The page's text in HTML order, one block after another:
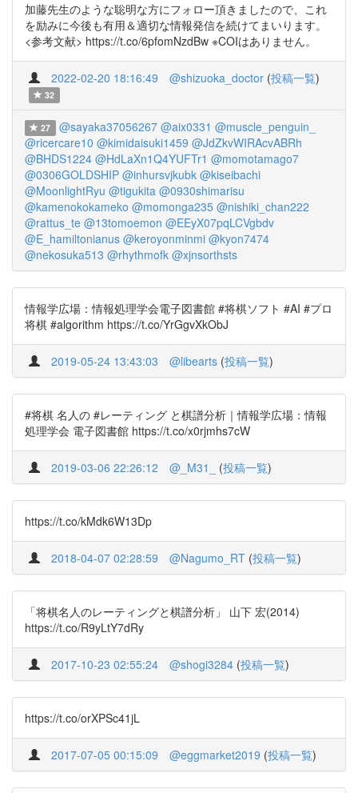
加藤先生のような聡明な方にフォロー頂きましたので、これ
を励みに今後も有用＆適切な情報発信を続けてまいります。
<参考文献> https://t.co/6pfomNzdBw ※COIはありません。
2022-02-20 18:16:49 @shizuoka_doctor (投稿一覧)
32
27 @sayaka37056267 @aix0331 @muscle_penguin_
@ricercare10 @kimidaisuki1459 @JdZkvWIRAcvABRh
@BHDS1224 @HdLaXn1Q4YUFTr1 @momotamago7
@0306GOLDSHIP @inhursvjkubk @kiseibachi
@MoonlightRyu @tigukita @0930shimarisu
@kamenokokameko @momonga235 @nishiki_chan222
@rattus_te @13tomoemon @EEyX07pqLCVgbdv
@E_hamiltonianus @keroyonminmi @kyon7474
@nekosuka513 @rhythmofk @xjnsorthsts
情報学広場：情報処理学会電子図書館 #将棋ソフト #AI #プロ
将棋 #algorithm https://t.co/YrGgvXkObJ
2019-05-24 13:43:03 @libearts (投稿一覧)
#将棋 名人の #レーティング と棋譜分析｜情報学広場：情報
処理学会 電子図書館 https://t.co/x0rjmhs7cW
2019-03-06 22:26:12 @_M31_ (投稿一覧)
https://t.co/kMdk6W13Dp
2018-04-07 02:28:59 @Nagumo_RT (投稿一覧)
「将棋名人のレーティングと棋譜分析」 山下 宏(2014)
https://t.co/R9yLtY7dRy
2017-10-23 02:55:24 @shogi3284 (投稿一覧)
https://t.co/orXPSc41jL
2017-07-05 00:15:09 @eggmarket2019 (投稿一覧)